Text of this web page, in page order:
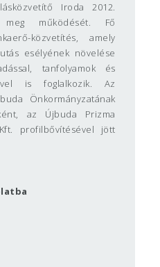
Iroda 2012.
működését. Fő
közvetítés, amely
esélyének növelése
tanfolyamok és
is foglalkozik. Az
Önkormányzatának
az Újbuda Prizma
profilbővítésével jött
célja, hogy minél több
munkahelyét. Az
Prizma Közhasznú
szervezésben szerzett,
tapasztalatát kívánja